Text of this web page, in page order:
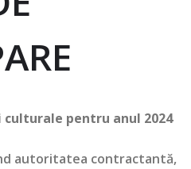
pentru anul 2024
autoritatea contractantă,